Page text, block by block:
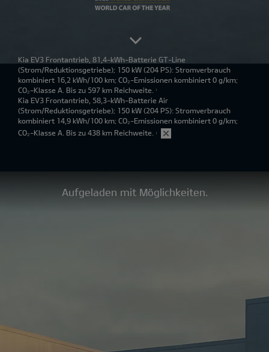
Kia EV3 Frontantrieb, 81,4-kWh-Batterie GT-Line
(Strom/Reduktionsgetriebe); 150 kW (204 PS): Stromverbrauch
kombiniert 16,2 kWh/100 km; CO₂-Emissionen kombiniert 0 g/km;
CO₂-Klasse A. Bis zu 597 km Reichweite.
Kia EV3 Frontantrieb, 58,3-kWh-Batterie Air
(Strom/Reduktionsgetriebe); 150 kW (204 PS): Stromverbrauch
kombiniert 14,9 kWh/100 km; CO₂-Emissionen kombiniert 0 g/km;
CO₂-Klasse A. Bis zu 438 km Reichweite.
1
Aufgeladen mit Möglichkeiten.